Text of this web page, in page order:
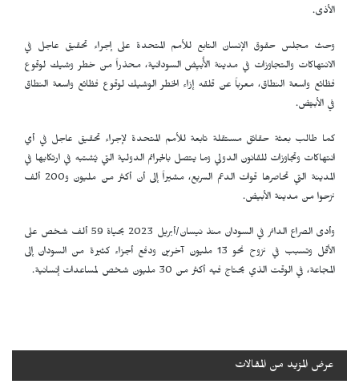
الأذى.
وحث مجلس حقوق الإنسان التابع للأمم المتحدة على إجراء تحقيق عاجل في
الانتهاكات والتجاوزات في مدينة الأُبيِض السودانية، محذراً من خطر وشيك لوقوع
فظائع واسعة النطاق، معرباً عن قلقه إزاء الخطر الوشيك لوقوع فظائع واسعة النطاق
في الأبيّض.
كما طالب بعثة حقائق مستقلة تابعة للأمم المتحدة لإجراء تحقيق عاجل في أي
انتهاكات وتجاوزات للقانون الدولي وما يتصل بالجرائم الدولية التي يُشتبه في ارتكابها في
المدينة التي تحاصرها قوات الدعم السريع، مشيراً إلى أن أكثر من مليون و200 ألف
نزحوا من مدينة الأبيض.
وأدى الصراع الدائر في السودان منذ نيسان/أبريل 2023 بحياة 59 ألف شخص على
الأقل وتسبب في نزوح نحو 13 مليون آخرين ودفع أجزاء كثيرة من السودان إلى
المجاعة، في الوقت الذي يحتاج فيه أكثر من 30 مليون شخص لمساعدات إنسانية.
عرض المزيد من المقالات